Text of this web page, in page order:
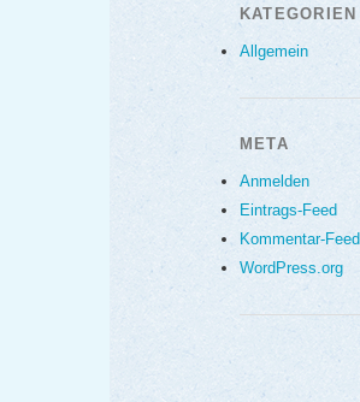
KATEGORIEN
Allgemein
META
Anmelden
Eintrags-Feed
Kommentar-Feed
WordPress.org